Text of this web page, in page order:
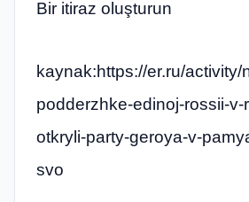
Bir itiraz oluşturun
kaynak:https://er.ru/activity/
podderzhke-edinoj-rossii-v-
otkryli-party-geroya-v-
svo